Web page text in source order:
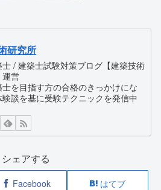
研究所
/ 建築士試験対策ブログ【建築技術
運営
を目指す方の合格のきっかけにな
談を基に受験テクニックを発信中
シェアする
Facebook はてブ